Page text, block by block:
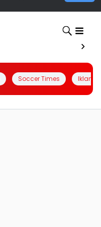
Soccer Times Iklanin